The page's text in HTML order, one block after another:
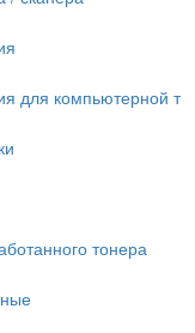
для компьютерной т
тонера